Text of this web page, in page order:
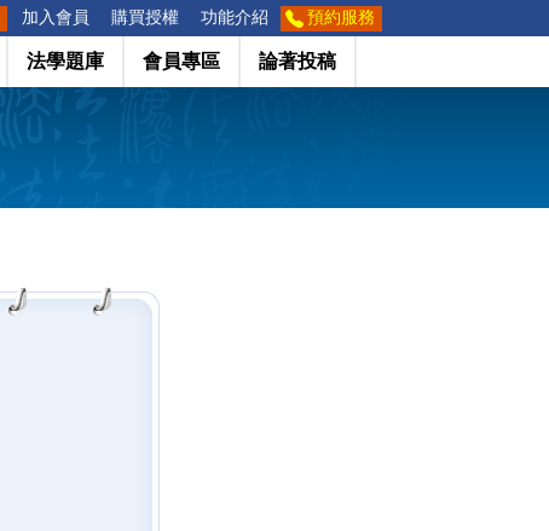
加入會員 購買授權 功能介紹 預約服務
法學題庫 會員專區 論著投稿